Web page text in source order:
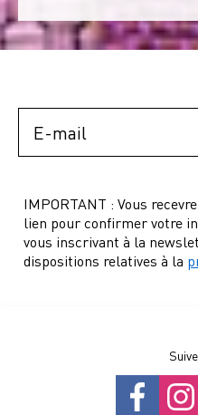
IMPORTANT : Vous
lien pour confirmer votre
vous inscrivant à la
dispositions relatives à la